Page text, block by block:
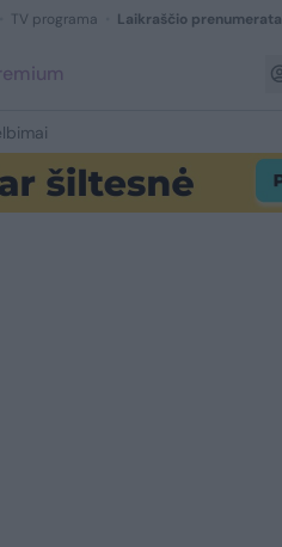
TV programa Laikraščio prenumerata